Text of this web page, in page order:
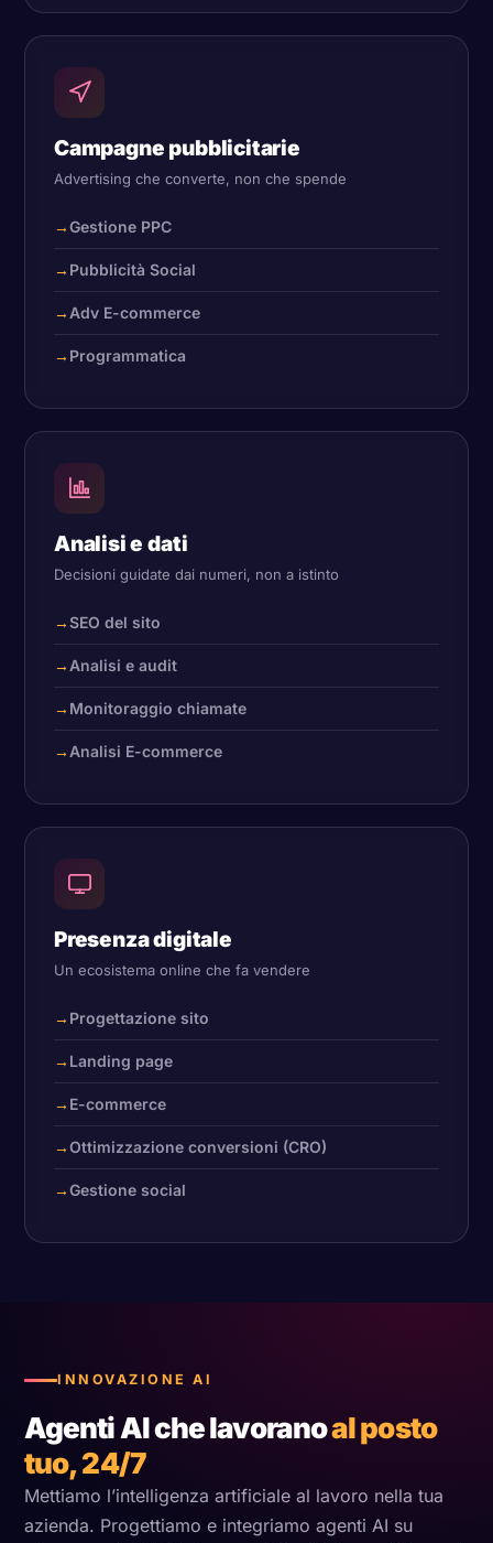
Campagne pubblicitarie
Advertising che converte, non che spende
Gestione PPC
Pubblicità Social
Adv E-commerce
Programmatica
Analisi e dati
Decisioni guidate dai numeri, non a istinto
SEO del sito
Analisi e audit
Monitoraggio chiamate
Analisi E-commerce
Presenza digitale
Un ecosistema online che fa vendere
Progettazione sito
Landing page
E-commerce
Ottimizzazione conversioni (CRO)
Gestione social
INNOVAZIONE AI
Agenti AI che lavoranoal posto
tuo, 24/7
Mettiamo l’intelligenza artificiale al lavoro nella tua
azienda. Progettiamo e integriamo agenti AI su